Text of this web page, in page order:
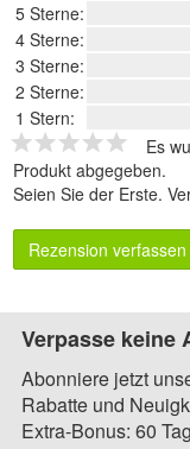
5 Sterne:
4 Sterne:
3 Sterne:
2 Sterne:
1 Stern:
Es
Produkt abgegeben.
Seien Sie der Erste.
Rezension verfassen
Verpasse keine
Abonniere jetzt
Rabatte und
Extra-Bonus: 60